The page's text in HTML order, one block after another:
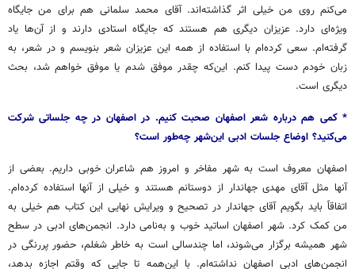
می‌کنم روی من خیلی اثر گذاشته‌اند. آقای محمد سلمانی هم برای من جایگاه
ویژه‌ای دارد. عزیزان دیگری هم هستند که جایگاه استادی دارند و از آن‌ها یاد
گرفته‌ام. سعی کرده‌ام با استفاده از همه این عزیزان شعر بنویسم و در شعر، به
زبان خودم دست پیدا کنم. این‌که چقدر موفق شدم یا موفق خواهم شد، بحث
دیگری است.
* کمی همدرباره شعراصفهان صحبتکنیم. دراصفهان درچه جلساتیشرکت
می‌کنید؟ اوضاع جلسات ادبی این‌شهر چه‌طور است؟
اصفهان معروف است به شهر مفاخر و امروز هم شاعران خوبی داریم. بعضی از
آنها مثل آقای مهدی جهاندار از دوستانم هستند و خیلی از آنها استفاده کرده‌ام.
اتفاقاً باید بگویم آقای جهاندار در تصحیح و ویرایش نهایی این کتاب هم خیلی به
من کمک کرد. شهر اصفهان اساتید خوب و به‌نامی دارد. انجمن‌های ادبی در سطح
شهر همیشه برگزار می‌شوند، اما چندسالی است به خاطر شغلم، حضور پررنگی در
انجمن‌های ادبی اصفهان نداشته‌ام. با این‌همه تا جایی که وقتم اجازه بدهد،